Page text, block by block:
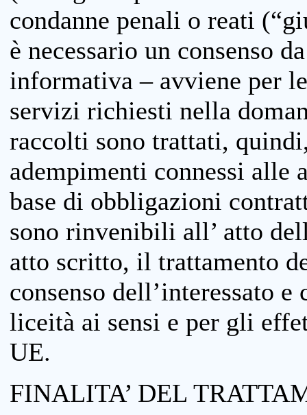
condanne penali o reati
è necessario un consenso
informativa – avviene per
servizi richiesti nella
raccolti sono trattati,
adempimenti connessi
base di obbligazioni
sono rinvenibili all’ atto
atto scritto, il trattamento
consenso dell’interessato
liceità ai sensi e per gli
UE.
FINALITA’ DEL